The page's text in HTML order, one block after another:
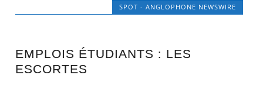
SPOT - ANGLOPHONE NEWSWIRE
EMPLOIS ÉTUDIANTS : LES
ESCORTES